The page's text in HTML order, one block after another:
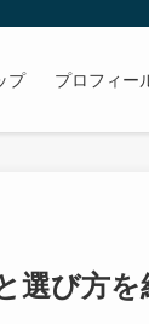
プ プロフィー
選び方を